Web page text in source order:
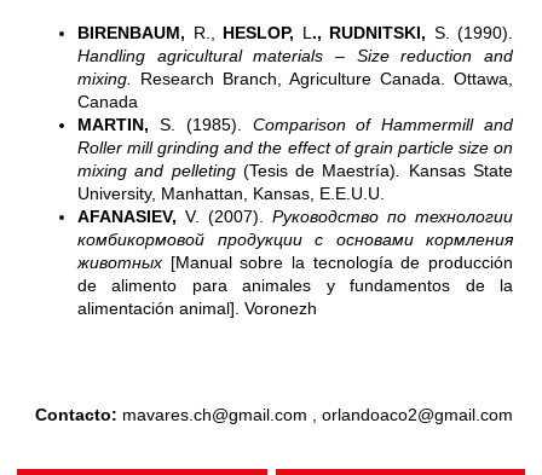
BIRENBAUM, R., HESLOP, L., RUDNITSKI, S. (1990).
Handling agricultural materials – Size reduction and
mixing. Research Branch, Agriculture Canada. Ottawa,
Canada
MARTIN, S. (1985). Comparison of Hammermill and
Roller mill grinding and the effect of grain particle size on
mixing and pelleting (Tesis de Maestría). Kansas State
University, Manhattan, Kansas, E.E.U.U.
AFANASIEV, V. (2007). Руководство по технологии
комбикормовой
продукции с основами
кормления
животных [Manual sobre la tecnología de producción
de alimento para animales y fundamentos de la
alimentación animal]. Voronezh
Contacto: mavares.ch@gmail.com , orlandoaco2@gmail.com